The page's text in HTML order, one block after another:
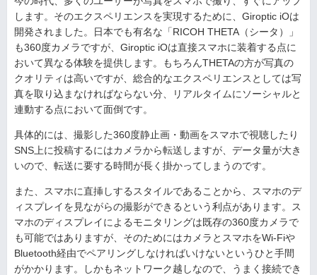
します。そのエクスペリエンスを実現するために、Giroptic iOは
開発されました。日本でも有名な「RICOH THETA（シータ）」
も360度カメラですが、Giroptic iOは直接スマホに装着する点に
おいて異なる体験を提供します。もちろんTHETAの方が写真の
クオリティは高いですが、総合的なエクスペリエンスとしては写
真を取り込まなければならない分、リアルタイムにソーシャルと
連動する点において面倒です。
具体的には、撮影した360度静止画・動画をスマホで視聴したり
SNS上に投稿するにはカメラから転送しますが、データ量が大き
いので、転送に要する時間が長く掛かってしまうのです。
また、スマホに直挿しするスタイルであることから、スマホのデ
ィスプレイを見ながらの撮影ができるという利点があります。ス
マホのディスプレイによるモニタリングは既存の360度カメラで
も可能ではありますが、そのためにはカメラとスマホをWi-Fiや
Bluetooth経由でペアリングしなければいけないというひと手間
がかかります。しかもネットワーク越しなので、うまく接続でき